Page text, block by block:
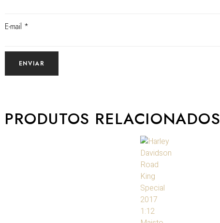
E-mail *
PRODUTOS RELACIONADOS